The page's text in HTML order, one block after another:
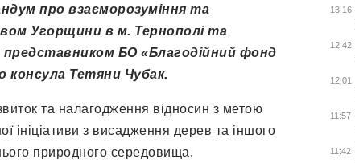
про взаєморозуміння та
Угорщини в м. Тернополі та
представником БО «Благодійний фонд
консула Тетяни Чубак.
та налагодження відносин з метою
ініціативи з висадження дерев та іншого
природного середовища.
13:16
12:42
12:01
11:57
11:42